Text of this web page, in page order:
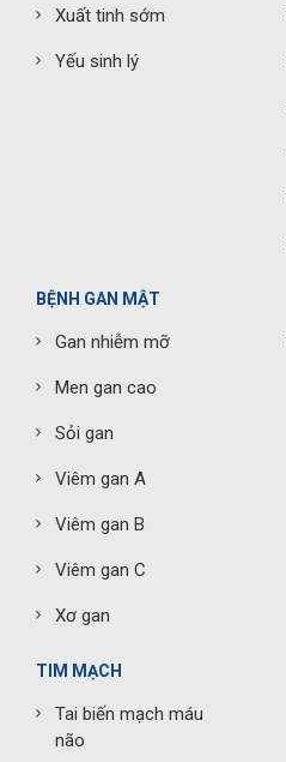
Xuất tinh sớm
Yếu sinh lý
BỆNH GAN MẬT
Gan nhiễm mỡ
Men gan cao
Sỏi gan
Viêm gan A
Viêm gan B
Viêm gan C
Xơ gan
TIM MẠCH
Tai biến mạch máu
não